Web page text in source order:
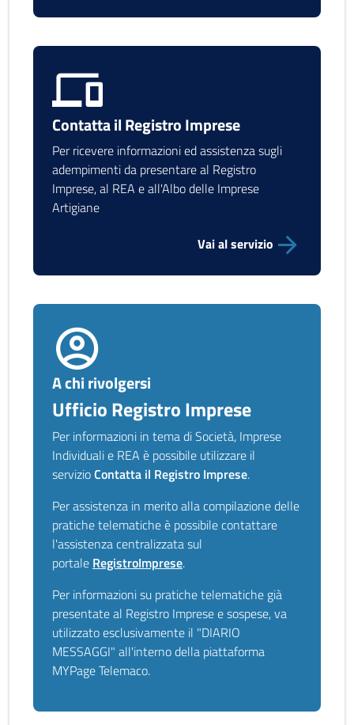
Contatta il Registro Imprese
Per ricevere informazioni ed assistenza sugli
adempimenti da presentare al Registro
Imprese, al REA e all'Albo delle Imprese
Artigiane
Vai al servizio
A chi rivolgersi
Ufficio Registro Imprese
Per informazioni in tema di Società, Imprese
Individuali e REA è possibile utilizzare il
servizioContatta il Registro Imprese.
Per assistenza in merito alla compilazione delle
pratiche telematiche è possibile contattare
l'assistenza centralizzata sul
portale RegistroImprese.
Per informazioni su pratiche telematiche già
presentate al Registro Imprese e sospese, va
utilizzato esclusivamente il "DIARIO
MESSAGGI" all'interno della piattaforma
MYPage Telemaco.